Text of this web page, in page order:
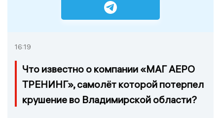
16:19
Что известно о компании «МАГ АЕРО
ТРЕНИНГ», самолёт которой потерпел
крушение во Владимирской области?